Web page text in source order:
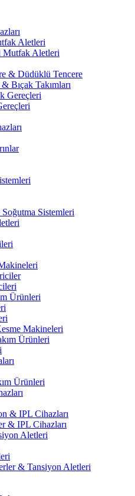
Aletleri
Aletleri
& Düdüklü Tencere
Bıçak Takımları
Gereçleri
Sistemleri
Ürünleri
Makineleri
Ürünleri
Ürünleri
& IPL Cihazları
& IPL Cihazları
Aletleri
& Tansiyon Aletleri